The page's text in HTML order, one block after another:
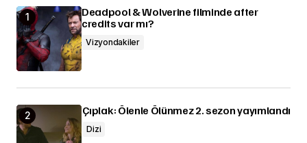
Deadpool & Wolverine filminde after
credits var mı?
Vizyondakiler
Çıplak: Ölenle Ölünmez 2. sezon yayımlandı
Dizi